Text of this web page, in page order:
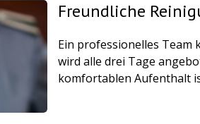
Freundliche
Ein professionelles Team
wird alle drei Tage
komfortablen Aufenthalt